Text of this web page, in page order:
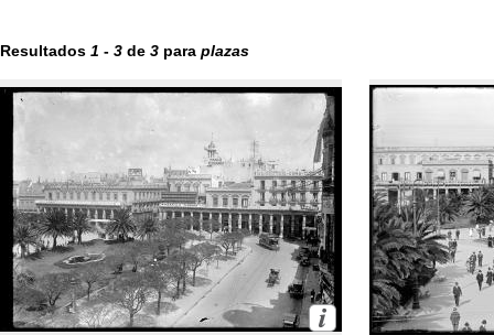
Resultados 1 - 3 de 3 para plazas